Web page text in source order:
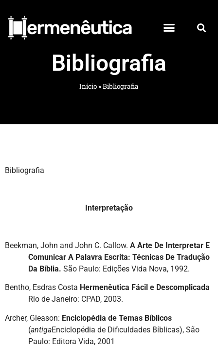
Bibliografia
Início »Bibliografia
Bibliografia
Interpretação
Beekman, John and John C. Callow. A Arte De Interpretar E
Comunicar A Palavra Escrita: Técnicas De Tradução
Da Bíblia. São Paulo: Edições Vida Nova, 1992.
Bentho, Esdras Costa Hermenêutica Fácil e Descomplicada
Rio de Janeiro: CPAD, 2003.
Archer, Gleason: Enciclopédia de Temas Bíblicos
(antigaEnciclopédia de Dificuldades Bíblicas), São
Paulo: Editora Vida, 2001